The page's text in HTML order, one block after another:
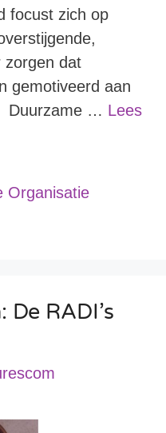
focust zich op
zorgen dat
gemotiveerd aan
Duurzame … Lees
Organisatie
RADI’s